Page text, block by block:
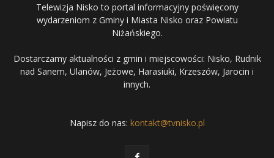
Telewizja Nisko to portal informacyjny poświęcony
wydarzeniom z Gminy i Miasta Nisko oraz Powiatu
Niżańskiego.
Dostarczamy aktualności z gmin i miejscowości: Nisko, Rudnik
nad Sanem, Ulanów, Jeżowe, Harasiuki, Krzeszów, Jarocin i
innych.
Napisz do nas: kontakt@tvnisko.pl